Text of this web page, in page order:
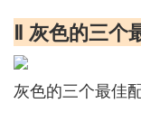
Ⅱ 灰色的三个
灰色的三个最佳